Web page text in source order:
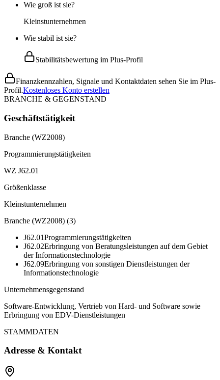
Wie groß ist sie?
Kleinstunternehmen
Wie stabil ist sie?
Stabilitätsbewertung im Plus-Profil
Finanzkennzahlen, Signale und Kontaktdaten sehen Sie im Plus-
Profil.Kostenloses Konto erstellen
BRANCHE & GEGENSTAND
Geschäftstätigkeit
Branche (WZ2008)
Programmierungstätigkeiten
WZ J62.01
Größenklasse
Kleinstunternehmen
Branche (WZ2008) (3)
J62.01Programmierungstätigkeiten
J62.02Erbringung von Beratungsleistungen auf dem Gebiet
der Informationstechnologie
J62.09Erbringung von sonstigen Dienstleistungen der
Informationstechnologie
Unternehmensgegenstand
Software-Entwicklung, Vertrieb von Hard- und Software sowie
Erbringung von EDV-Dienstleistungen
STAMMDATEN
Adresse & Kontakt